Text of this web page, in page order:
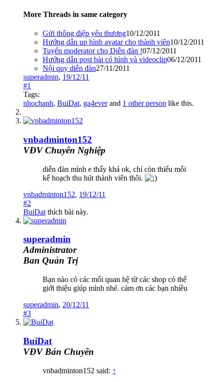
More Threads in same category
Gửi thông điệp yêu thương10/12/2011
Hướng dẫn up hình avatar cho thành viên10/12/2011
Tuyển moderator cho Diễn đàn !07/12/2011
Hướng dẫn post bài có hình và videoclip06/12/2011
Nội quy diễn đàn27/11/2011
superadmin, 19/12/11
#1
Tags:
nhochanh, BuiDat, ga4everand 1 other person like this.
vnbadminton152
VĐV Chuyên Nghiệp
diễn đàn mình e thấy khá ok, chỉ còn thiếu mỗi
kế hoạch thu hút thành viên thôi.
vnbadminton152, 19/12/11
#2
BuiDat thích bài này.
superadmin
Administrator
Ban Quản Trị
Bạn nào có các mối quan hệ từ các shop có thể
giới thiệu giúp mình nhé. cảm ơn các bạn nhiều
superadmin, 20/12/11
#3
BuiDat
VĐV Bán Chuyên
vnbadminton152 said: ↑